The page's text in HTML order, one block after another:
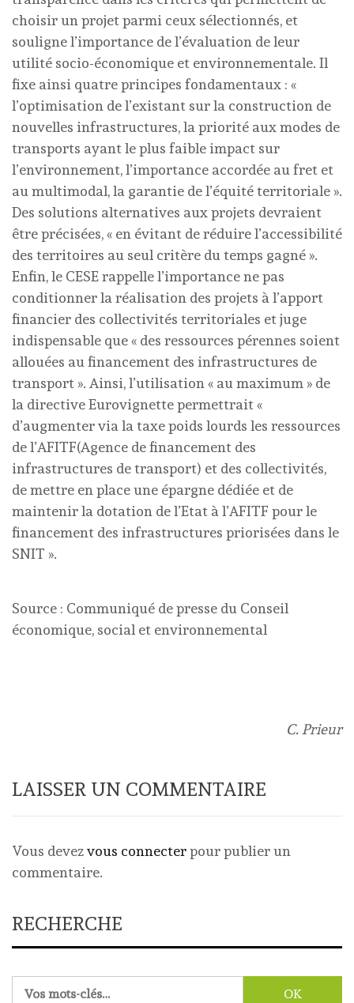
choisir un projet parmi ceux sélectionnés, et
souligne l’importance de l’évaluation de leur
utilité socio-économique et environnementale. Il
fixe ainsi quatre principes fondamentaux : «
l’optimisation de l’existant sur la construction de
nouvelles infrastructures, la priorité aux modes de
transports ayant le plus faible impact sur
l’environnement, l’importance accordée au fret et
au multimodal, la garantie de l’équité territoriale ».
Des solutions alternatives aux projets devraient
être précisées, « en évitant de réduire l’accessibilité
des territoires au seul critère du temps gagné ».
Enfin, le CESE rappelle l’importance ne pas
conditionner la réalisation des projets à l’apport
financier des collectivités territoriales et juge
indispensable que « des ressources pérennes soient
allouées au financement des infrastructures de
transport ». Ainsi, l’utilisation « au maximum » de
la directive Eurovignette permettrait «
d’augmenter via la taxe poids lourds les ressources
de l’AFITF(Agence de financement des
infrastructures de transport) et des collectivités,
de mettre en place une épargne dédiée et de
maintenir la dotation de l’Etat à l’AFITF pour le
financement des infrastructures priorisées dans le
SNIT ».
Source : Communiqué de presse du Conseil
économique, social et environnemental
C. Prieur
LAISSER UN COMMENTAIRE
Vous devezvous connecterpour publier un
commentaire.
RECHERCHE